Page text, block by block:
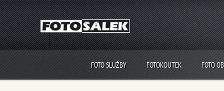
FOTO SLUŽBY FOTOKOUTEK FOTO